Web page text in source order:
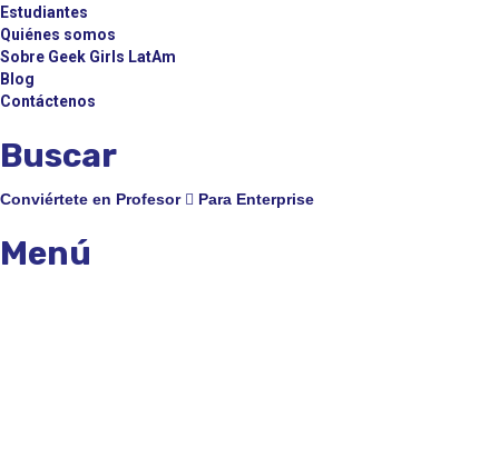
Estudiantes
Quiénes somos
Sobre Geek Girls LatAm
Blog
Contáctenos
Buscar
Conviértete en Profesor Para Enterprise
Menú